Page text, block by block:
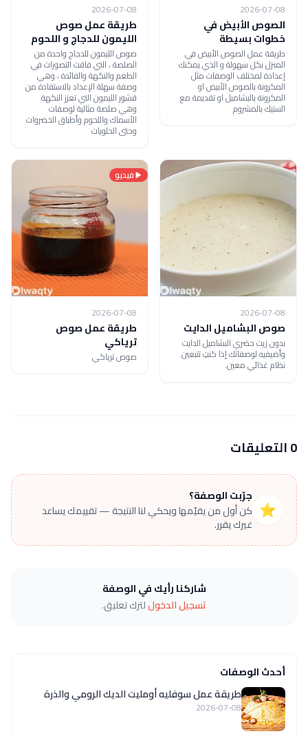
2026-07-08
الصوص الأبيض في
خطوات بسيطة
طريقة عمل الصوص الأبيض في
المنزل بكل سهولة و الذي يمكنك
إعدادة لمختلف الوصفات مثل
المكرونة بالصوص الأبيض او
المكرونة بالبشاميل او تقديمة مع
الستيك بالمشروم
2026-07-08
طريقة عمل صوص
الليمون للدجاج و اللحوم
صوص الليمون للدجاج واحدة من
الصلصة ، التي فاقت التصورات في
الطعم والنكهة والفائدة ، وهي
وصفة سهلة الإعداد بالاستفادة من
قشور الليمون التي تعزز النكهة.
وهي صلصة مثالية لوصفات
الأسماك واللحوم وأطباق الخضروات
وحتى الحلويات
2026-07-08
صوص البشاميل الدايت
بدون زيت حضري البشاميل الدايت
وأضيفيه لوصفاتك إذا كنتِ تتبعين
نظام غذائي معين.
فيديو
2026-07-08
طريقة عمل صوص
ترياكي
صوص ترياكي
0 التعليقات
⭐
جرّبت الوصفة؟
كن أول من يقيّمها ويحكي لنا النتيجة — تقييمك يساعد
غيرك يقرر.
شاركنا رأيك في الوصفة
تسجيل الدخوللترك تعليق.
أحدث الوصفات
طريقة عمل سوفليه أومليت الديك الرومي والذرة
2026-07-08